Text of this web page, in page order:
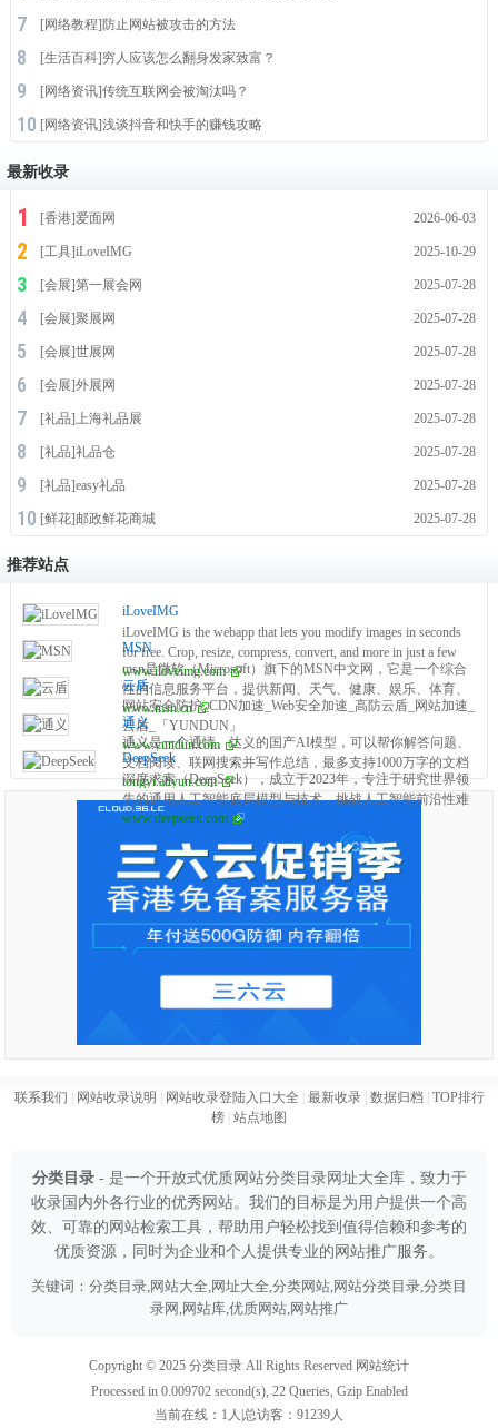
[网络教程]防止网站被攻击的方法
[生活百科]穷人应该怎么翻身发家致富？
[网络资讯]传统互联网会被淘汰吗？
[网络资讯]浅谈抖音和快手的赚钱攻略
最新收录
[香港]爱面网 2026-06-03
[工具]iLoveIMG 2025-10-29
[会展]第一展会网 2025-07-28
[会展]聚展网 2025-07-28
[会展]世展网 2025-07-28
[会展]外展网 2025-07-28
[礼品] 上海礼品展 2025-07-28
[礼品]礼品仓 2025-07-28
[礼品]easy礼品 2025-07-28
[鲜花]邮政鲜花商城 2025-07-28
推荐站点
iLoveIMG
iLoveIMG is the webapp that lets you modify images in seconds
for free. Crop, resize, compress, convert, and more in just a few
clicks!
www.iloveimg.com
MSN
msn是微软（Microsoft）旗下的MSN中文网，它是一个综合
性的信息服务平台，提供新闻、天气、健康、娱乐、体育、
财经、科技等多方面的资讯。该网站以中文为主要语言，面
向中国及全球华语用户，内容涵盖国内外重要新闻事件、实
时天气信息、健康生活建议、娱乐八卦、体育赛事报道、财
经市场动态等。
www.msn.cn
云盾
网站安全防护_CDN加速_Web安全加速_高防云盾_网站加速_
云盾_「YUNDUN」
www.yundun.com
通义
通义是一个通情、达义的国产AI模型，可以帮你解答问题、
文档阅读、联网搜索并写作总结，最多支持1000万字的文档
速读。通义tongyi.ai_你的全能AI助手
tongyi.aliyun.com
DeepSeek
深度求索（DeepSeek），成立于2023年，专注于研究世界领
先的通用人工智能底层模型与技术，挑战人工智能前沿性难
题。基于自研训练框架、自建智算集群和万卡算力等资源，
深度求索团队仅用半年时间便已发布并开源多个百亿级参数
大模型
www.deepseek.com
联系我们 | 网站收录说明 | 网站收录登陆入口大全 | 最新收录| 数据归档 | TOP排行
榜 | 站点地图
分类目录- 是一个开放式优质网站分类目录网址大全库，致力于
收录国内外各行业的优秀网站。我们的目标是为用户提供一个高
效、可靠的网站检索工具，帮助用户轻松找到值得信赖和参考的
优质资源，同时为企业和个人提供专业的网站推广服务。
关键词：分类目录,网站大全,网址大全,分类网站,网站分类目录,分类目
录网,网站库,优质网站,网站推广
Copyright © 2025 分类目录 All Rights Reserved 网站统计
Processed in 0.009702 second(s), 22 Queries, Gzip Enabled
当前在线： 1 人|总访客： 91239人